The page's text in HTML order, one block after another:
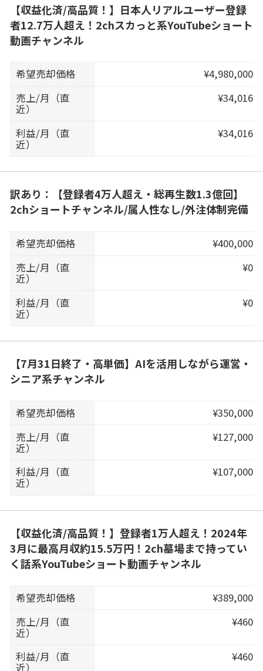
【収益化済/高品質！】日本人リアルユーザー登録
者12.7万人超え！2chスカっと系YouTubeショート
動画チャンネル
希望売却価格
¥4,980,000
売上/月（直
近）
¥34,016
利益/月（直
近）
¥34,016
訳あり：【登録者4万人超え・総再生数1.3億回】
2chショートチャンネル/属人性なし/外注体制完備
希望売却価格
¥400,000
売上/月（直
近）
¥0
利益/月（直
近）
¥0
【7月31日終了・高単価】AIを活用しながら運営・
シニア系チャンネル
希望売却価格
¥350,000
売上/月（直
近）
¥127,000
利益/月（直
近）
¥107,000
【収益化済/高品質！】登録者1万人超え！2024年
3月に最高月収約15.5万円！2ch墓場まで持ってい
く話系YouTubeショート動画チャンネル
希望売却価格
¥389,000
売上/月（直
近）
¥460
利益/月（直
近）
¥460